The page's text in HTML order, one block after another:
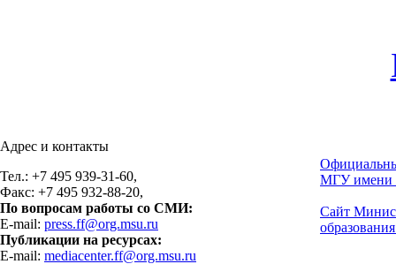
Адрес и контакты
Тел.: +7 495 939-31-60,
Факс: +7 495 932-88-20,
По вопросам работы со СМИ:
E-mail: press.ff@org.msu.ru
Публикации на ресурсах:
E-mail: mediacenter.ff@org.msu.ru
МГУ имени
Сайт